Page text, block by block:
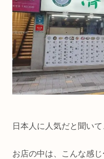
日本人に人気だと聞い
お店の中は、こんな感じ